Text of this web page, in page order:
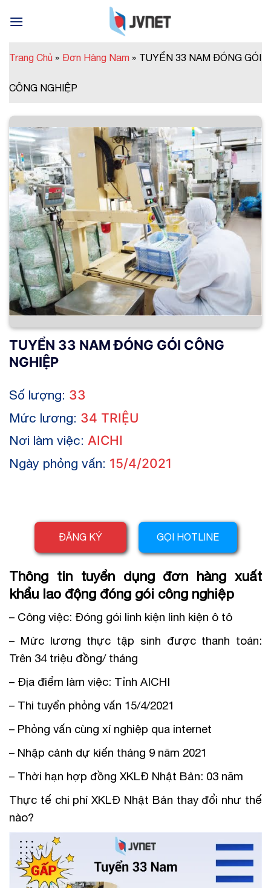
Trang Chủ » Đơn Hàng Nam » TUYỂN 33 NAM ĐÓNG GÓI
CÔNG NGHIỆP
TUYỂN 33 NAM ĐÓNG GÓI CÔNG
NGHIỆP
Số lượng: 33
Mức lương: 34 TRIỆU
Nơi làm việc: AICHI
Ngày phỏng vấn: 15/4/2021
ĐĂNG KÝ GỌI HOTLINE
Thông tin tuyển dụng đơn hàng xuất
khẩu lao động đóng gói công nghiệp
– Công việc: Đóng gói linh kiện linh kiện ô tô
– Mức lương thực tập sinh được thanh toán:
Trên 34 triệu đồng/ tháng
– Địa điểm làm việc: Tỉnh AICHI
– Thi tuyển phỏng vấn 15/4/2021
– Phỏng vấn cùng xí nghiệp qua internet
– Nhập cảnh dự kiến tháng 9 năm 2021
– Thời hạn hợp đồng XKLĐ Nhật Bản: 03 năm
Thực tế chi phí XKLĐ Nhật Bản thay đổi như thế
nào?